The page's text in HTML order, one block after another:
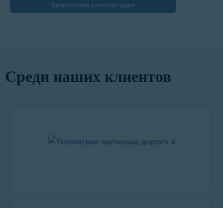
Бесплатная консультация
Среди наших клиентов